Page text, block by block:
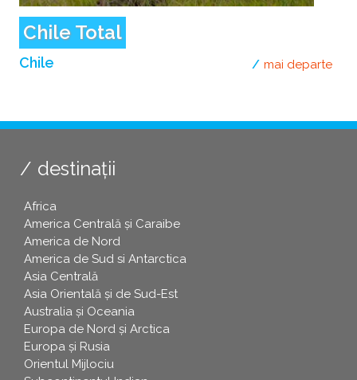
Chile Total
Chile mai departe
destinații
Africa
America Centrală și Caraibe
America de Nord
America de Sud si Antarctica
Asia Centrală
Asia Orientală și de Sud-Est
Australia și Oceania
Europa de Nord și Arctica
Europa și Rusia
Orientul Mijlociu